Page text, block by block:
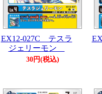
EX12-027C テスラ
ジェリーモン
30円(税込)